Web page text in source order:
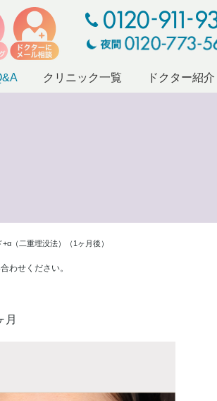
クリニック一覧 ドクター紹介
（二重埋没法）（1ヶ月後）
わせください。
月